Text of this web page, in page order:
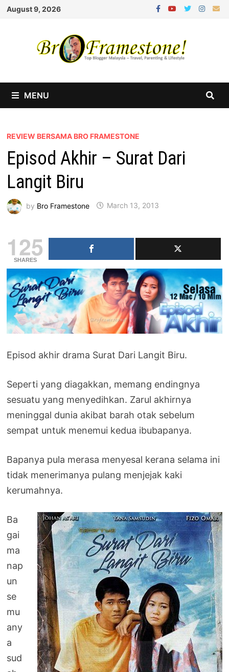
Skip
August 9, 2026
MENU
REVIEW BERSAMA BRO FRAMESTONE
Episod Akhir – Surat Dari
Langit Biru
by Bro Framestone March 13, 2013
125
SHARES
Episod akhir drama Surat Dari Langit Biru.
Seperti yang diagakkan, memang endingnya
sesuatu yang menyedihkan. Zarul akhirnya
meninggal dunia akibat barah otak sebelum
sempat untuk menemui kedua ibubapanya.
Bapanya pula merasa menyesal kerana selama ini
tidak menerimanya pulang menjejak kaki
kerumahnya.
Ba
gai
ma
nap
un
se
mu
any
a
sud